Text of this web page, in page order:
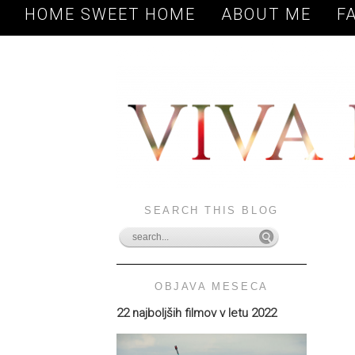
HOME SWEET HOME ABOUT ME
SEARCH THIS BLOG
OBJAVA MESECA
22 najboljših filmov v letu 2022